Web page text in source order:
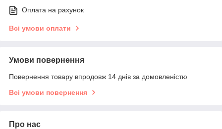
Оплата на рахунок
Всі умови оплати
Умови повернення
Повернення товару впродовж 14 днів за домовленістю
Всі умови повернення
Про нас